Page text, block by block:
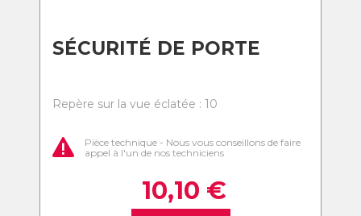
SÉCURITÉ DE PORTE
Repère sur la vue éclatée : 10
Pièce technique - Nous vous conseillons de faire
appel à l'un de nos techniciens
10,10 €